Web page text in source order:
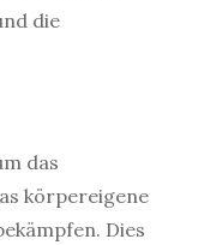
die
das
körpereigene
Dies